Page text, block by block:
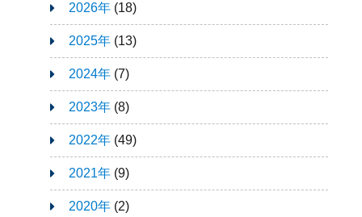
2026年(18)
2025年(13)
2024年(7)
2023年(8)
2022年(49)
2021年(9)
2020年(2)